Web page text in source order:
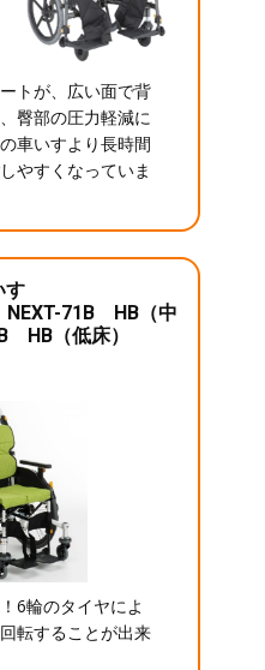
トが、広い面で背
臀部の圧力軽減に
車いすより長時間
やすくなっていま
す
71B HB（中
HB（低床）
6輪のタイヤによ
転することが出来